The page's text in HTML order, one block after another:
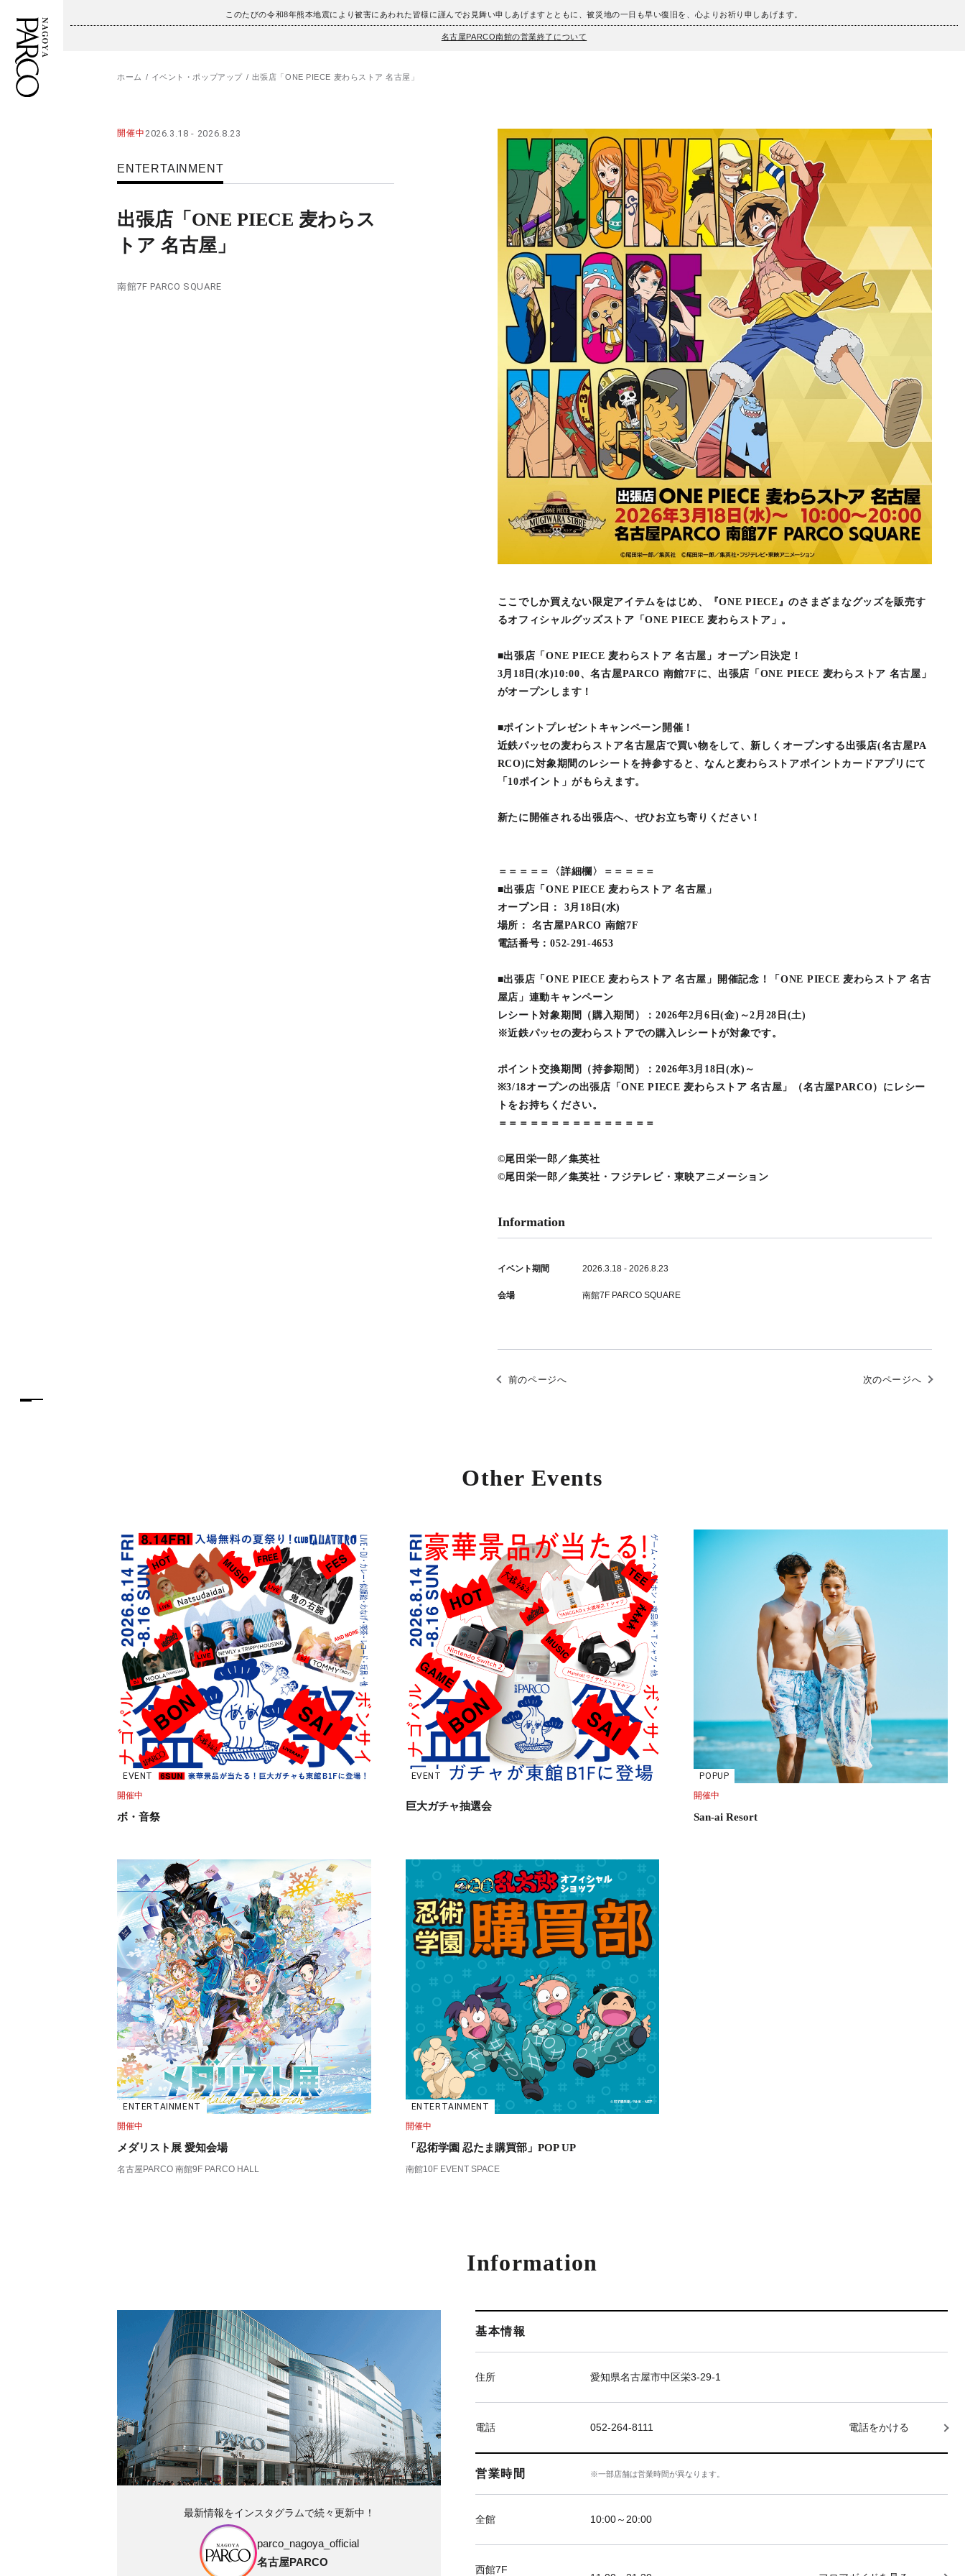
このたびの令和8年熊本地震により被害にあわれた皆様に謹んでお見舞い申しあげますとともに、被災地の一日も早い復旧を、心よりお祈り申しあげます。
名古屋PARCO南館の営業終了について
施設案内・アクセス
イベント・ポップアップ
ニュース
レストラン・カフェ
TAX FREE
ホーム イベント・ポップアップ 出張店「ONE PIECE 麦わらストア 名古屋」
開催中2026.3.18 - 2026.8.23
ENTERTAINMENT
出張店「ONE PIECE 麦わらス
トア 名古屋」
南館7F PARCO SQUARE
ここでしか買えない限定アイテムをはじめ、『ONE PIECE』のさまざまなグッズを販売す
るオフィシャルグッズストア「ONE PIECE 麦わらストア」。
■出張店「ONE PIECE 麦わらストア 名古屋」オープン日決定！
3月18日(水)10:00、名古屋PARCO 南館7Fに、出張店「ONE PIECE 麦わらストア 名古屋」
がオープンします！
■ポイントプレゼントキャンペーン開催！
近鉄パッセの麦わらストア名古屋店で買い物をして、新しくオープンする出張店(名古屋PA
RCO)に対象期間のレシートを持参すると、なんと麦わらストアポイントカードアプリにて
「10ポイント」がもらえます。
新たに開催される出張店へ、ぜひお立ち寄りください！
＝＝＝＝＝〈詳細欄〉＝＝＝＝＝
■出張店「ONE PIECE 麦わらストア 名古屋」
オープン日： 3月18日(水)
場所： 名古屋PARCO 南館7F
電話番号：052-291-4653
■出張店「ONE PIECE 麦わらストア 名古屋」開催記念！「ONE PIECE 麦わらストア 名古
屋店」連動キャンペーン
レシート対象期間（購入期間）：2026年2月6日(金)～2月28日(土)
※近鉄パッセの麦わらストアでの購入レシートが対象です。
ポイント交換期間（持参期間）：2026年3月18日(水)～
※3/18オープンの出張店「ONE PIECE 麦わらストア 名古屋」（名古屋PARCO）にレシー
トをお持ちください。
＝＝＝＝＝＝＝＝＝＝＝＝＝＝＝
©尾田栄一郎／集英社
©尾田栄一郎／集英社・フジテレビ・東映アニメーション
Information
イベント期間 2026.3.18 - 2026.8.23
会場 南館7F PARCO SQUARE
前のページへ 次のページへ
Other Events
EVENT
開催中
ボ・音祭
EVENT
巨大ガチャ抽選会
POPUP
開催中
San-ai Resort
ENTERTAINMENT
開催中
メダリスト展 愛知会場
名古屋PARCO 南館9F PARCO HALL
ENTERTAINMENT
開催中
「忍術学園 忍たま購買部」POP UP
南館10F EVENT SPACE
Information
基本情報
住所 愛知県名古屋市中区栄3-29-1
電話 052-264-8111 電話をかける
営業時間 ※一部店舗は営業時間が異なります。
全館 10:00～20:00
西館7F
最新情報をインスタグラムで続々更新中！
parco_nagoya_official
名古屋PARCO